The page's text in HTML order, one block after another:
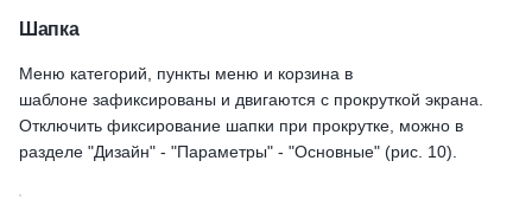
Шапка
Меню категорий, пункты меню и корзина в
шаблоне зафиксированы и двигаются с прокруткой экрана.
Отключить фиксирование шапки при прокрутке, можно в
разделе "Дизайн" - "Параметры" - "Основные" (рис. 10).